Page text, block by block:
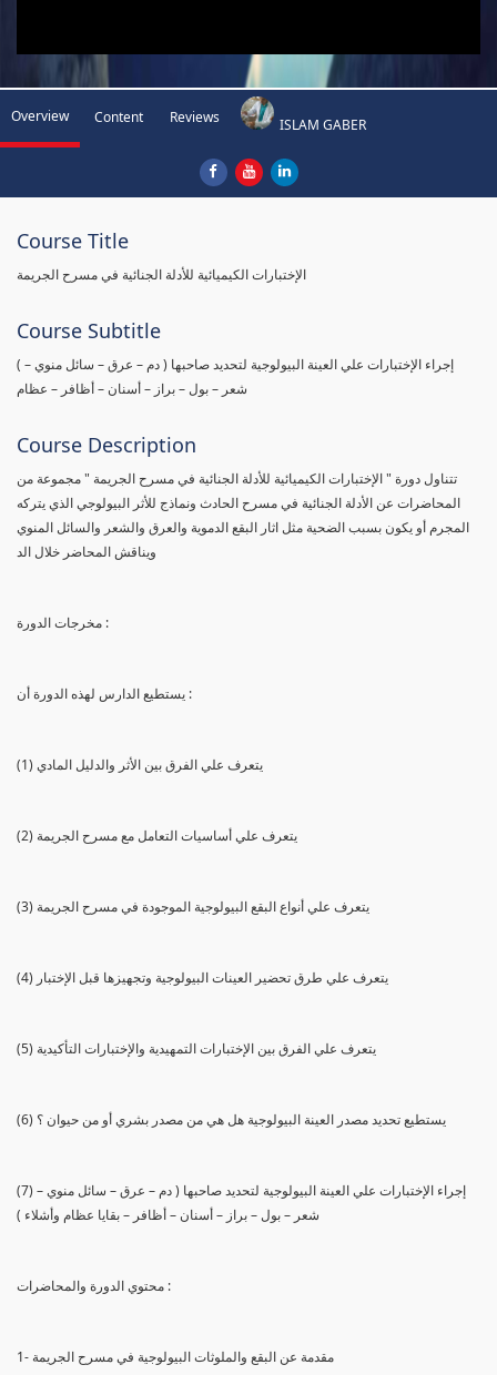
Overview Content Reviews ISLAM GABER
Course Title
الإختبارات الكيميائية للأدلة الجنائية في مسرح الجريمة
Course Subtitle
( إجراء الإختبارات علي العينة البيولوجية لتحديد صاحبها ( دم – عرق – سائل منوي –
شعر – بول – براز – أسنان – أظافر – عظام
Course Description
تتناول دورة " الإختبارات الكيميائية للأدلة الجنائية في مسرح الجريمة " مجموعة من
المحاضرات عن الأدلة الجنائية في مسرح الحادث ونماذج للأثر البيولوجي الذي يتركه
المجرم أو يكون بسبب الضحية مثل اثار البقع الدموية والعرق والشعر والسائل المنوي
ويناقش المحاضر خلال الد
مخرجات الدورة :
يستطيع الدارس لهذه الدورة أن :
(1) يتعرف علي الفرق بين الأثر والدليل المادي
(2) يتعرف علي أساسيات التعامل مع مسرح الجريمة
(3) يتعرف علي أنواع البقع البيولوجية الموجودة في مسرح الجريمة
(4) يتعرف علي طرق تحضير العينات البيولوجية وتجهيزها قبل الإختبار
(5) يتعرف علي الفرق بين الإختبارات التمهيدية والإختبارات التأكيدية
(6) يستطيع تحديد مصدر العينة البيولوجية هل هي من مصدر بشري أو من حيوان ؟
(7) إجراء الإختبارات علي العينة البيولوجية لتحديد صاحبها ( دم – عرق – سائل منوي –
شعر – بول – براز – أسنان – أظافر – بقايا عظام وأشلاء )
محتوي الدورة والمحاضرات :
1- مقدمة عن البقع والملوثات البيولوجية في مسرح الجريمة